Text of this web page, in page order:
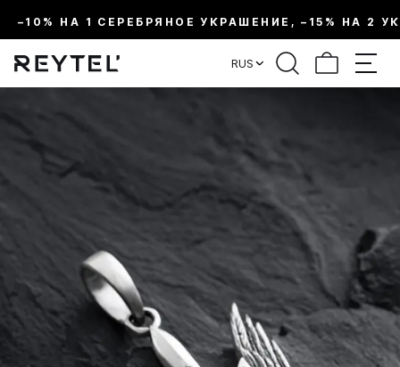
–10% НА 1 СЕРЕБРЯНОЕ УКРАШЕНИЕ, –15% НА 2
RUS